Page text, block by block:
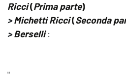
Ricci(Prima parte)
>Michetti Ricci(Seconda
> Berselli:
"